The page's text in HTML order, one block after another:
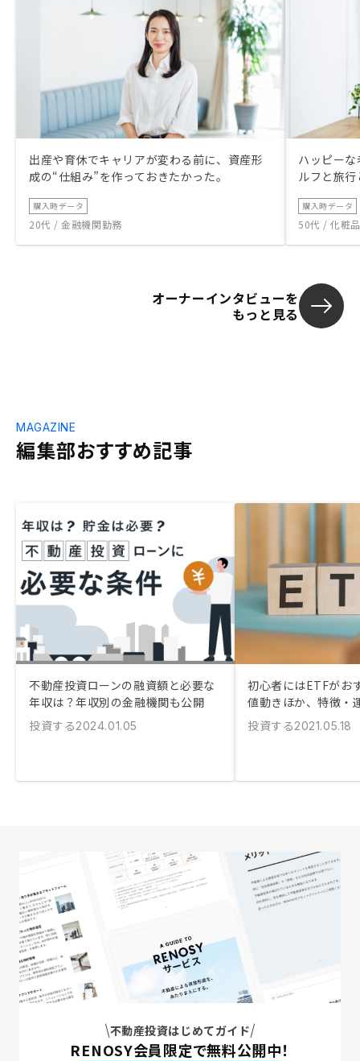
出産や育休でキャリアが変わる前に、資産形
成の“仕組み”を作っておきたかった。
購入時データ
20代 / 金融機関勤務
ハッピー
ルフと旅
購入時データ
50代 / 化粧
オーナーインタビューを
もっと見る
編集部おすすめ記事
MAGAZINE
不動産投資ローンの融資額と必要な
年収は？年収別の金融機関も公開
投資する2024.01.05
初心者にはETFがお
値動きほか、特徴・
投資する2021.05.18
不動産投資はじめてガイド
RENOSY会員限定で無料公開中！